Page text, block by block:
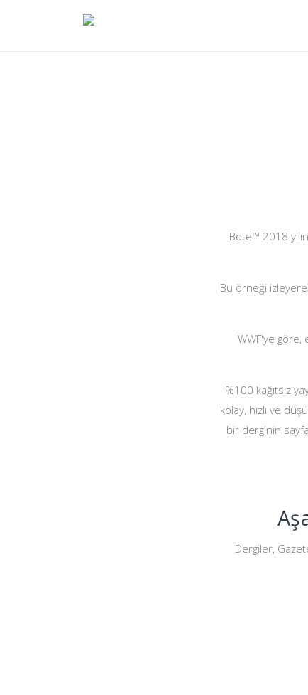
Bote™ 2018
Bu örneği
WWF'ye göre,
%100 kağıtsız
kolay, hızlı ve
bir derginin
Dergiler,